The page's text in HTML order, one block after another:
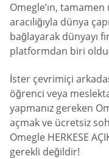
Omegle’ın,
aracılığıyla dünya
bağlayarak dünyayı
platformdan biri
İster çevrimiçi
öğrenci veya
yapmanız gereken
açmak ve ücretsiz
Omegle HERKESE
gerekli değildir!